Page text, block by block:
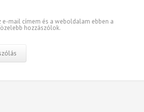
e-mail címem és a weboldalam ebben a
hozzászólok.